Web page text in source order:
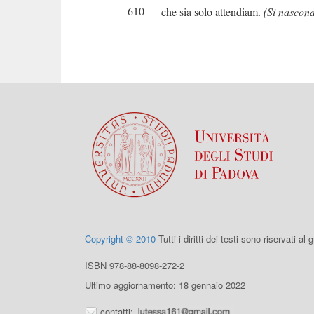
610
che sia solo attendiam. (Si
Copyright © 2010 Tutti i diritti dei testi sono riservati al
ISBN 978-88-8098-272-2
Ultimo aggiornamento: 18 gennaio 2022
contatti: